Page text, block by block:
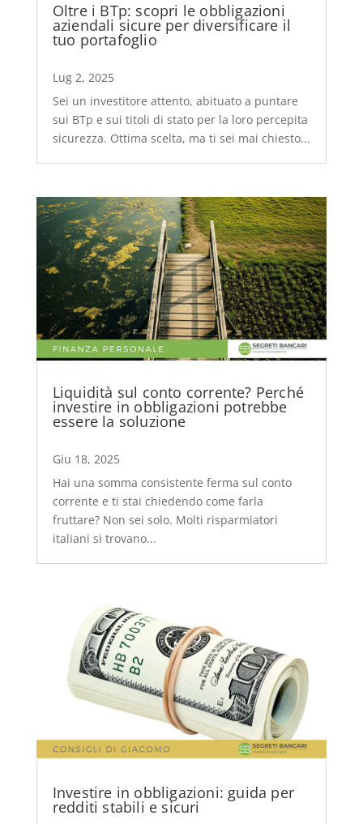
Oltre i BTp: scopri le obbligazioni
aziendali sicure per diversificare il
tuo portafoglio
Lug 2, 2025
Sei un investitore attento, abituato a puntare
sui BTp e sui titoli di stato per la loro percepita
sicurezza. Ottima scelta, ma ti sei mai chiesto...
Liquidità sul conto corrente? Perché
investire in obbligazioni potrebbe
essere la soluzione
Giu 18, 2025
Hai una somma consistente ferma sul conto
corrente e ti stai chiedendo come farla
fruttare? Non sei solo. Molti risparmiatori
italiani si trovano...
Investire in obbligazioni: guida per
redditi stabili e sicuri